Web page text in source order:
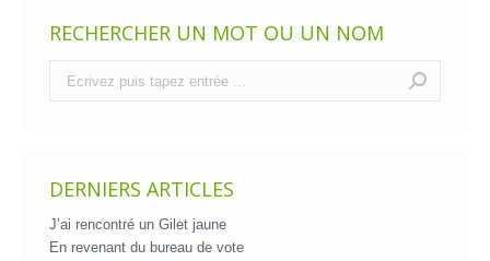
RECHERCHER UN MOT OU UN NOM
DERNIERS ARTICLES
J’ai rencontré un Gilet jaune
En revenant du bureau de vote